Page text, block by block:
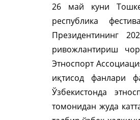
26 май куни
республика
Президентининг
ривожлантириш
Этноспорт
иқтисод фанлари
Ўзбекистонда
томонидан жуда